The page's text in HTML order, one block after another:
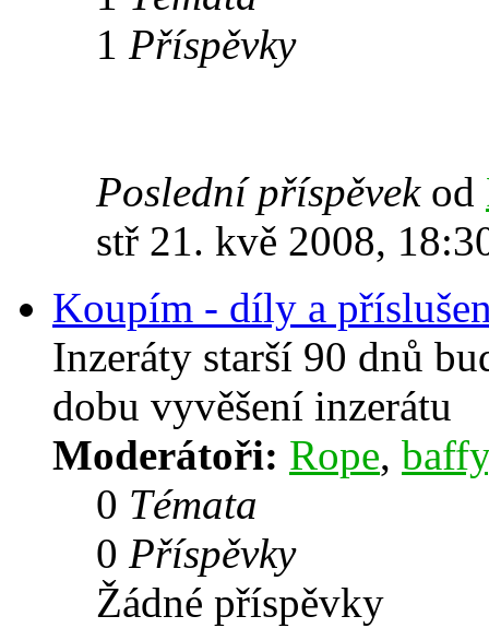
1 Příspěvky
Poslední příspěvekod
stř 21. kvě 2008,
Koupím - díly a
Inzeráty starší 90 dnů
dobu vyvěšení inzerátu
Moderátoři: Rope, baffy
0 Témata
0 Příspěvky
Žádné příspěvky